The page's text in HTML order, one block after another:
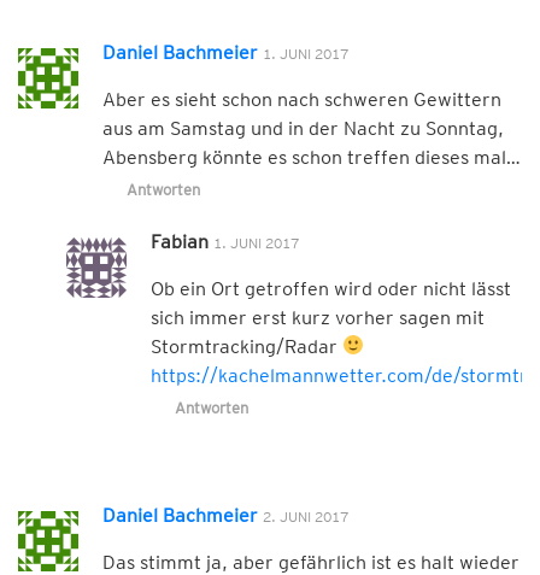
Daniel Bachmeier 1. JUNI 2017
Aber es sieht schon nach schweren Gewittern
aus am Samstag und in der Nacht zu Sonntag,
Abensberg könnte es schon treffen dieses mal…
Antworten
Fabian 1. JUNI 2017
Ob ein Ort getroffen wird oder nicht lässt
sich immer erst kurz vorher sagen mit
Stormtracking/Radar
https://kachelmannwetter.com/de/
Antworten
Daniel Bachmeier 2. JUNI 2017
Das stimmt ja, aber gefährlich ist es halt wieder